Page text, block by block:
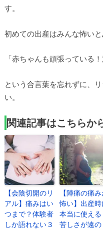
す。
初めての出産はみんな怖いと
「赤ちゃんも頑張っている
という合言葉を忘れずに、
い。
関連記事はこちらか
【会陰切開のリ
アル】痛みはい
つまで？体験者
しか語れない３
【陣痛の痛
怖い】出産時
本当に使える
苦しさが遠の